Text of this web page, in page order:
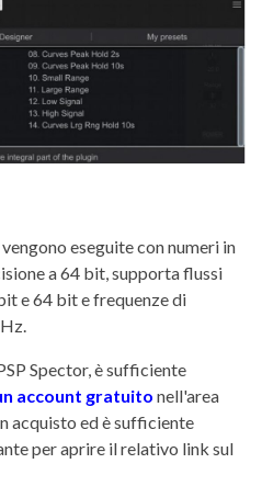
eseguite con numeri in
a 64 bit, supporta flussi
e 64 bit e frequenze di
Spector, è sufficiente
account gratuito nell'area
acquisto ed è sufficiente
per aprire il relativo link sul